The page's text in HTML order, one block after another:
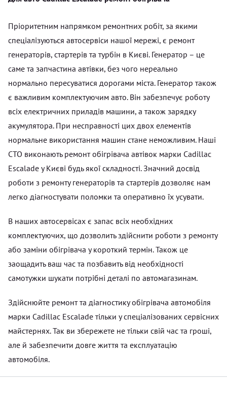
Пріоритетним напрямком ремонтних робіт, за якими
спеціалізуються автосервіси нашої мережі, є ремонт
генераторів, стартерів та турбін в Києві. Генератор – це
саме та запчастина автівки, без чого нереально
нормально пересуватися дорогами міста. Генератор також
є важливим комплектуючим авто. Він забезпечує роботу
всіх електричних приладів машини, а також зарядку
акумулятора. При несправності цих двох елементів
нормальне використання машин стане неможливим. Наші
СТО виконають ремонт обігрівача автівок марки Cadillac
Escalade у Києві будь якої складності. Значний досвід
роботи з ремонту генераторів та стартерів дозволяє нам
легко діагностувати поломки та оперативно їх усувати.
В наших автосервісах є запас всіх необхідних
комплектуючих, що дозволить здійснити роботи з ремонту
або заміни обігрівача у короткий термін. Також це
заощадить ваш час та позбавить від необхідності
самотужки шукати потрібні деталі по автомагазинам.
Здійснюйте ремонт та діагностику обігрівача автомобіля
марки Cadillac Escalade тільки у спеціалізованих сервісних
майстернях. Так ви збережете не тільки свій час та гроші,
але й забезпечити довге життя та експлуатацію
автомобіля.